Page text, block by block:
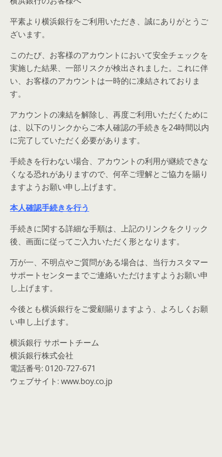
平素より横浜銀行をご利用いただき、誠にありがとうご
ざいます。
このたび、お客様のアカウントにおいて安全チェックを
実施した結果、一部リスクが検出されました。これに伴
い、お客様のアカウントは一時的に凍結されておりま
す。
アカウントの凍結を解除し、再度ご利用いただくために
は、以下のリンクからご本人確認の手続きを24時間以内
に完了していただく必要があります。
手続きを行わない場合、アカウントの利用が継続できな
くなる恐れがありますので、何卒ご理解とご協力を賜り
ますようお願い申し上げます。
本人確認手続きを行う
手続きに関する詳細な手順は、上記のリンクをクリック
後、画面に従ってご入力いただく形となります。
万が一、不明点やご質問がある場合は、当行カスタマー
サポートセンターまでご連絡いただけますようお願い申
し上げます。
今後とも横浜銀行をご愛顧賜りますよう、よろしくお願
い申し上げます。
横浜銀行 サポートチーム
横浜銀行株式会社
電話番号: 0120-727-671
ウェブサイト: www.boy.co.jp